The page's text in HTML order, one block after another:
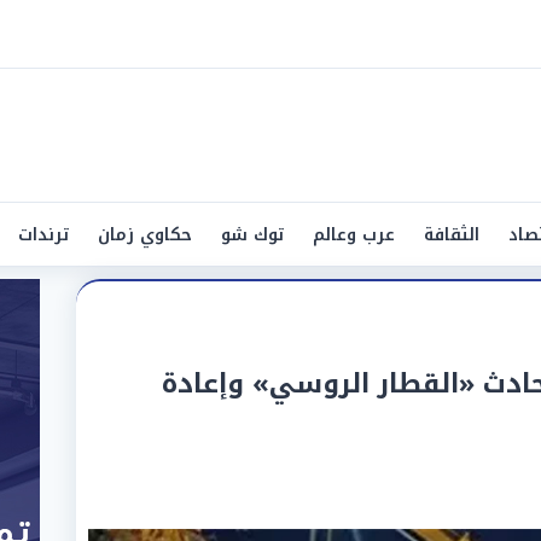
الثقافة عرب وعالم توك شو حكاوي زمان ترندات
«القطار الروسي» وإعادة